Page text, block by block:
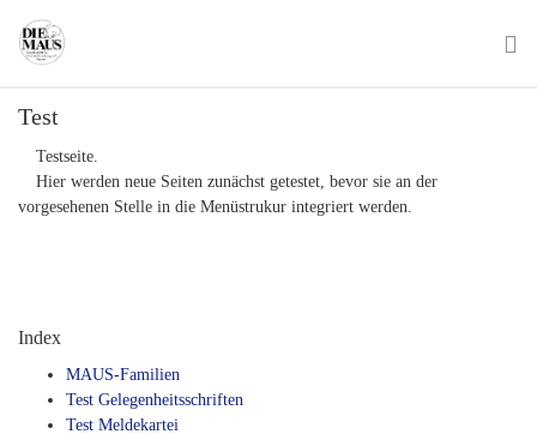
main
Test
Testseite.
Hier werden neue Seiten zunächst getestet, bevor sie an der
vorgesehenen Stelle in die Menüstrukur integriert werden.
Index
MAUS-Familien
Test Gelegenheitsschriften
Test Meldekartei